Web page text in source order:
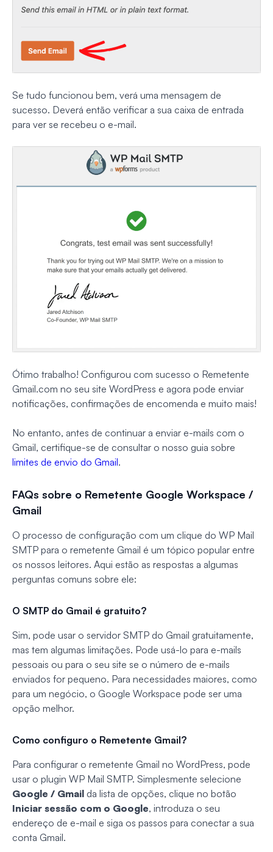
Se tudo funcionou bem, verá uma mensagem de
sucesso. Deverá então verificar a sua caixa de entrada
para ver se recebeu o e-mail.
Ótimo trabalho! Configurou com sucesso o Remetente
Gmail.com no seu site WordPress e agora pode enviar
notificações, confirmações de encomenda e muito mais!
No entanto, antes de continuar a enviar e-mails com o
Gmail, certifique-se de consultar o nosso guia sobre
limites de envio do Gmail.
FAQs sobre o Remetente Google Workspace /
Gmail
O processo de configuração com um clique do WP Mail
SMTP para o remetente Gmail é um tópico popular entre
os nossos leitores. Aqui estão as respostas a algumas
perguntas comuns sobre ele:
O SMTP do Gmail é gratuito?
Sim, pode usar o servidor SMTP do Gmail gratuitamente,
mas tem algumas limitações. Pode usá-lo para e-mails
pessoais ou para o seu site se o número de e-mails
enviados for pequeno. Para necessidades maiores, como
para um negócio, o Google Workspace pode ser uma
opção melhor.
Como configuro o Remetente Gmail?
Para configurar o remetente Gmail no WordPress, pode
usar o plugin WP Mail SMTP. Simplesmente selecione
Google / Gmail da lista de opções, clique no botão
Iniciar sessão com o Google, introduza o seu
endereço de e-mail e siga os passos para conectar a sua
conta Gmail.